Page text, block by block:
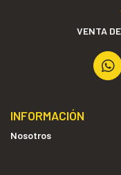
VENTA
INFORMACIÓN
Nosotros